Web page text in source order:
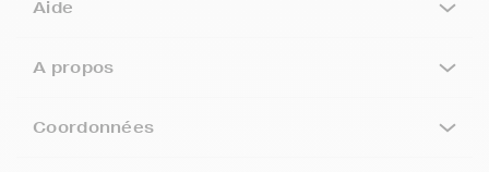
Aide
A propos
Coordonnées